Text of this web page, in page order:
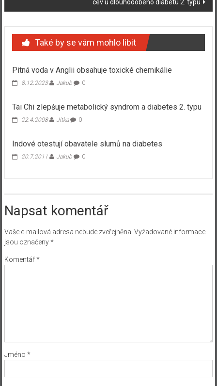
cév u dlouhodobého diabetu 2. typu
Také by se vám mohlo líbit
Pitná voda v Anglii obsahuje toxické chemikálie
8.12.2023 Jakub 0
Tai Chi zlepšuje metabolický syndrom a diabetes 2. typu
22.4.2008 Jitka 0
Indové otestují obavatele slumů na diabetes
20.7.2011 Jakub 0
Napsat komentář
Vaše e-mailová adresa nebude zveřejněna. Vyžadované informace
jsou označeny*
Komentář*
Jméno *